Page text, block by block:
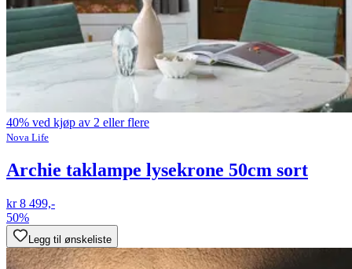
40% ved kjøp av 2 eller flere
Nova Life
Archie taklampe lysekrone 50cm sort
kr 8 499,-
50%
Legg til ønskeliste